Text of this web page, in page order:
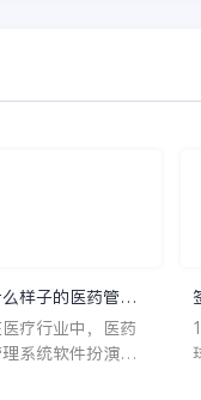
样子的医药管理
软件更好用？
疗行业中，医药
系统软件扮演着